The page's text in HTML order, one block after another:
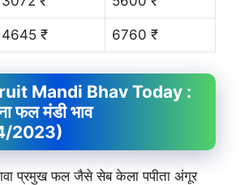
4645 ₹ 6760 ₹
Mandi Bhav Today :
फल मंडी भाव
2023)
प्रमुख फल जैसे सेब केला पपीता अंगूर